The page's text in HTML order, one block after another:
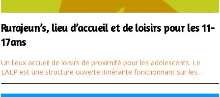
Rurajeun’s, lieu d’accueil et de loisirs pour les 11-
17ans
Un lieux accueil de loisirs de proximité pour les adolescents. Le
LALP est une structure ouverte itinérante fonctionnant sur les…